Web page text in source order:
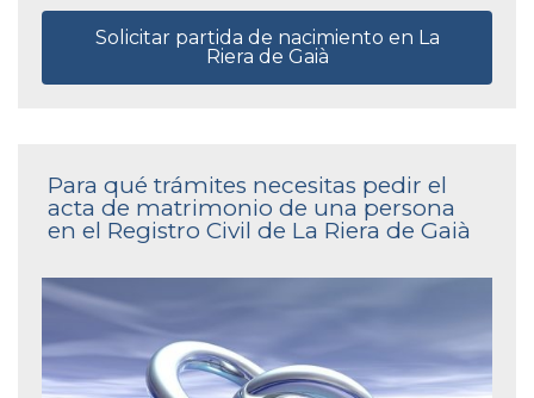
Solicitar partida de nacimiento en La
Riera de Gaià
Para qué trámites necesitas pedir el
acta de matrimonio de una persona
en el Registro Civil de La Riera de Gaià